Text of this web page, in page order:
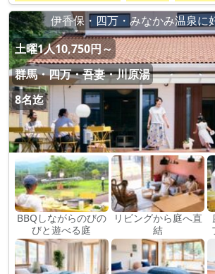
伊香保・四万・みなかみ温泉に
土曜1人10,750円～
群馬・四万・吾妻・川原湯
8名迄
BBQしながらのびの
びと遊べる庭
リビングから庭へ直
結